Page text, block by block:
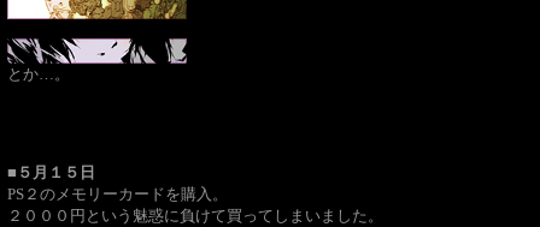
とか…。
■５月１５日
PS２のメモリーカードを購入。
２０００円という魅惑に負けて買ってしまいました。